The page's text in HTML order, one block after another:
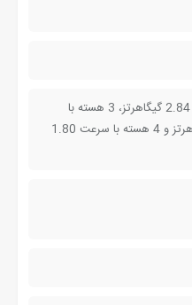
1 هسته با سرعت 2.84 گیگاهرتز، 3 هسته با
سرعت 2.42 گیگاهرتز و 4 هسته با سرعت 1.80